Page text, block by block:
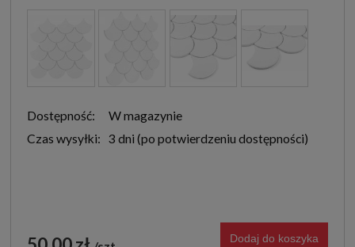
Dostępność:
W magazynie
Czas wysyłki: 3 dni
Dodaj do koszyka